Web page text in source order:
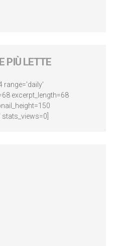
PIÙ LETTE
range='daily'
excerpt_length=68